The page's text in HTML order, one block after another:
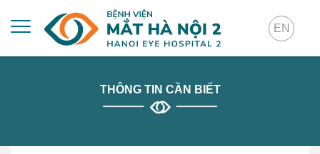
EN
THÔNG TIN CẦN BIẾT